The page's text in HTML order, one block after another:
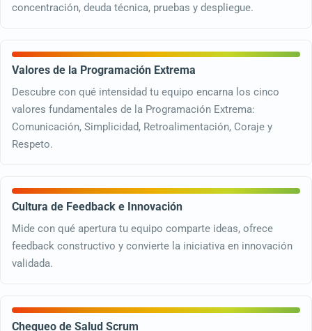
concentración, deuda técnica, pruebas y despliegue.
Valores de la Programación Extrema
Descubre con qué intensidad tu equipo encarna los cinco
valores fundamentales de la Programación Extrema:
Comunicación, Simplicidad, Retroalimentación, Coraje y
Respeto.
Cultura de Feedback e Innovación
Mide con qué apertura tu equipo comparte ideas, ofrece
feedback constructivo y convierte la iniciativa en innovación
validada.
Chequeo de Salud Scrum